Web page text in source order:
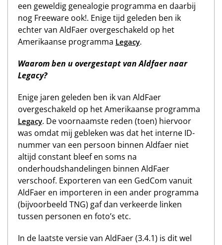
een geweldig genealogie programma en daarbij
nog Freeware ook!. Enige tijd geleden ben ik
echter van AldFaer overgeschakeld op het
Amerikaanse programma Legacy.
Waarom ben u overgestapt van Aldfaer naar
Legacy?
Enige jaren geleden ben ik van AldFaer
overgeschakeld op het Amerikaanse programma
Legacy. De voornaamste reden (toen) hiervoor
was omdat mij gebleken was dat het interne ID-
nummer van een persoon binnen Aldfaer niet
altijd constant bleef en soms na
onderhoudshandelingen binnen AldFaer
verschoof. Exporteren van een GedCom vanuit
AldFaer en importeren in een ander programma
(bijvoorbeeld TNG) gaf dan verkeerde linken
tussen personen en foto’s etc.
In de laatste versie van AldFaer (3.4.1) is dit wel